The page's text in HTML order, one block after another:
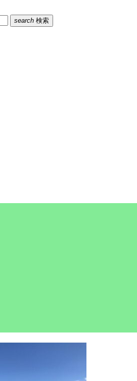
search 検索